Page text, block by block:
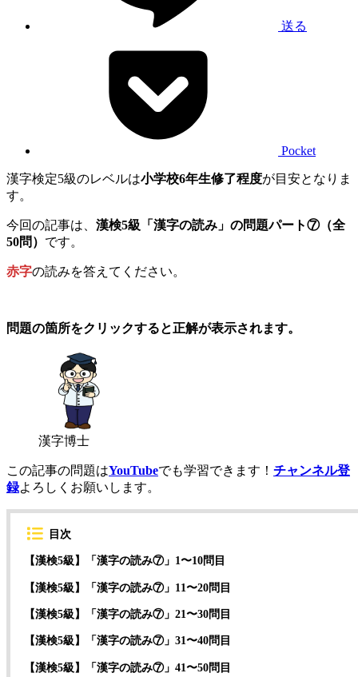
送る
Pocket
漢字検定5級のレベルは小学校6年生修了程度が目安となりま
す。
今回の記事は、 漢検5級「漢字の読み」の問題パート⑦（全
50問） です。
赤字の読みを答えてください。
問題の箇所をクリックすると正解が表示されます。
漢字博士
この記事の問題はYouTubeでも学習できます！ チャンネル登
録よろしくお願いします。
目次
【漢検5級】「漢字の読み⑦」1〜10問目
【漢検5級】「漢字の読み⑦」11〜20問目
【漢検5級】「漢字の読み⑦」21〜30問目
【漢検5級】「漢字の読み⑦」31〜40問目
【漢検5級】「漢字の読み⑦」41〜50問目